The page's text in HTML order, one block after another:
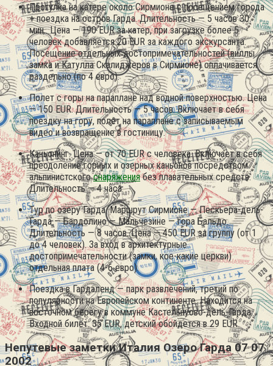
Прогулка на катере около Сирмионе с посещением города
+ поездка на остров Гарда. Длительность — 5 часов 30
мин.. Цена — 190 EUR за катер, при загрузке более 5
человек добавляется 20 EUR за каждого экскурсанта.
Посещение отдельных достопримечательностей (виллы
замка и Катулла Скалиджеров в Сирмионе) оплачивается
раздельно (по 4 евро).
Полет с горы на параплане над водной поверхностью. Цена
— 150 EUR. Длительность — 5 часов. Включает в себя
поездку на гору, полет на параплане с записываемым
видео и возвращение в гостиницу.
Каньонинг. Цена — от 70 EUR с человека. Включает в себя
преодоление горных и озерных каньонов посредством
альпинистскогоснаряжениябез плавательных средств.
Длительность — 4 часа.
Тур по озеру Гарда. Маршрут Сирмионе — Пескьера-дель-
Гарда — Бардолино — Мальчезине — гора Бальдо.
Длительность — 8 часов. Цена — 450 EUR за группу (от 1
до 4 человек). За вход в архитектурные
достопримечательности (замки, кое-какие церкви)
отдельная плата (4-6 евро).
Поездка в Гардаленд — парк развлечений, третий по
популярности на Европейском континенте. Находится на
восточном берегу в коммуне Кастельнуово-дель-Гарда.
Входной билет: 35 EUR, детский обойдется в 29 EUR.
Непутевые заметки Италия Озеро Гарда 07 07
2002